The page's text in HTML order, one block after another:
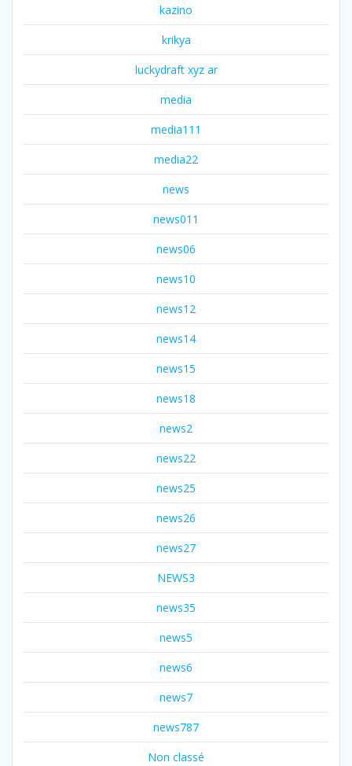
kazino
krikya
luckydraft xyz ar
media
media111
media22
news
news011
news06
news10
news12
news14
news15
news18
news2
news22
news25
news26
news27
NEWS3
news35
news5
news6
news7
news787
Non classé